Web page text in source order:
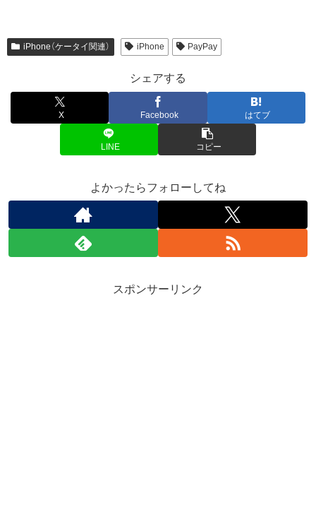
iPhone（ケータイ関連） iPhone PayPay
シェアする
X Facebook はてブ
LINE コピー
よかったらフォローしてね
スポンサーリンク